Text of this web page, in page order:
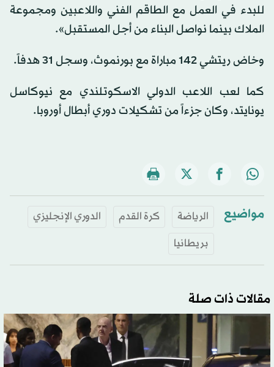
للبدء في العمل مع الطاقم الفني واللاعبين ومجموعة
الملاك بينما نواصل البناء من أجل المستقبل».
وخاض ريتشي 142 مباراة مع بورنموث، وسجل 31 هدفاً.
كما لعب اللاعب الدولي الاسكوتلندي مع نيوكاسل
يونايتد، وكان جزءاً من تشكيلات دوري أبطال أوروبا.
مواضيع الرياضة كرة القدم
الدوري الإنجليزي
بريطانيا
مقالات ذات صلة